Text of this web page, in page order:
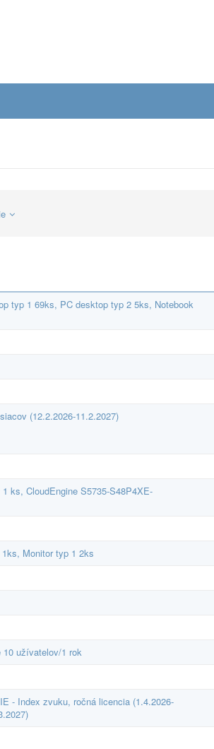
typ 1 69ks, PC desktop typ 2 5ks, Notebook
(12.2.2026-11.2.2027)
ks, CloudEngine S5735-S48P4XE-
Monitor typ 1 2ks
užívatelov/1 rok
- Index zvuku, ročná licencia (1.4.2026-